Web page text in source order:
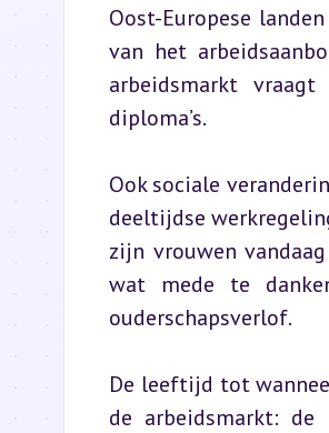
Oost-Europese
van het
arbeidsmarkt
diploma’s.
Ook sociale
deeltijdse
zijn vrouwen
wat mede te
ouderschapsverlof.
De leeftijd tot
de arbeidsmarkt: